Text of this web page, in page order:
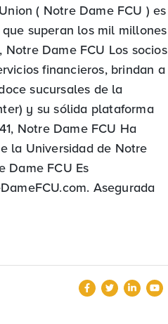
( Notre Dame FCU ) es
superan los mil millones
Dame FCU Los socios
financieros, brindan a
sucursales de la
y su sólida plataforma
Notre Dame FCU Ha
la Universidad de Notre
Dame FCU Es
Asegurada